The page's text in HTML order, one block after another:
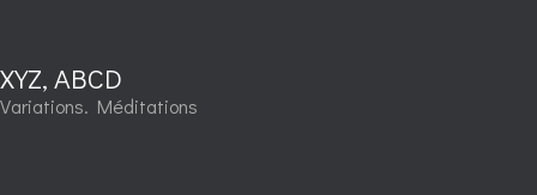
XYZ, ABCD
Variations. Méditations